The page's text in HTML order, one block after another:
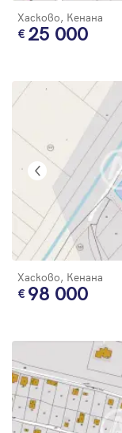
Хасково, Кенана
25 000
Хасково, Кенана
98 000